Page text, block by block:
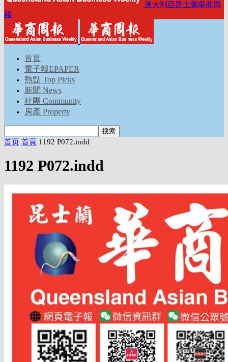
澳大利亞昆士蘭華商周
報
首頁
電子報EPAPER
熱點 Top Picks
新聞 News
社團 Community
房產 Property
首页 首頁 1192 P072.indd
1192 P072.indd